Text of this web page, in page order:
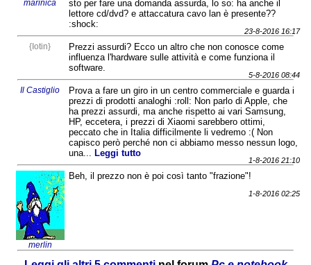
marinica
sto per fare una domanda assurda, lo so: ha anche il
lettore cd/dvd? e attaccatura cavo lan è presente??
:shock:
23-8-2016 16:17
{Iotin}
Prezzi assurdi? Ecco un altro che non conosce come
influenza l'hardware sulle attività e come funziona il
software.
5-8-2016 08:44
Il Castiglio
Prova a fare un giro in un centro commerciale e guarda i
prezzi di prodotti analoghi :roll: Non parlo di Apple, che
ha prezzi assurdi, ma anche rispetto ai vari Samsung,
HP, eccetera, i prezzi di Xiaomi sarebbero ottimi,
peccato che in Italia difficilmente li vedremo :( Non
capisco però perché non ci abbiamo messo nessun logo,
una...
Leggi tutto
1-8-2016 21:10
merlin
Beh, il prezzo non è poi così tanto "frazione"!
1-8-2016 02:25